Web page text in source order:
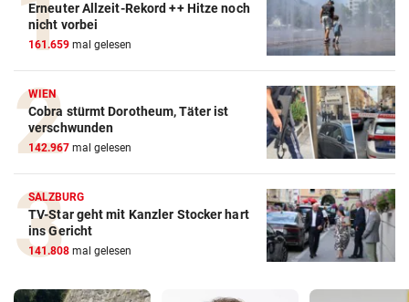
Erneuter Allzeit-Rekord ++ Hitze noch
nicht vorbei
161.659 mal gelesen
WIEN
Cobra stürmt Dorotheum, Täter ist
verschwunden
142.967 mal gelesen
SALZBURG
TV-Star geht mit Kanzler Stocker hart
ins Gericht
141.808 mal gelesen